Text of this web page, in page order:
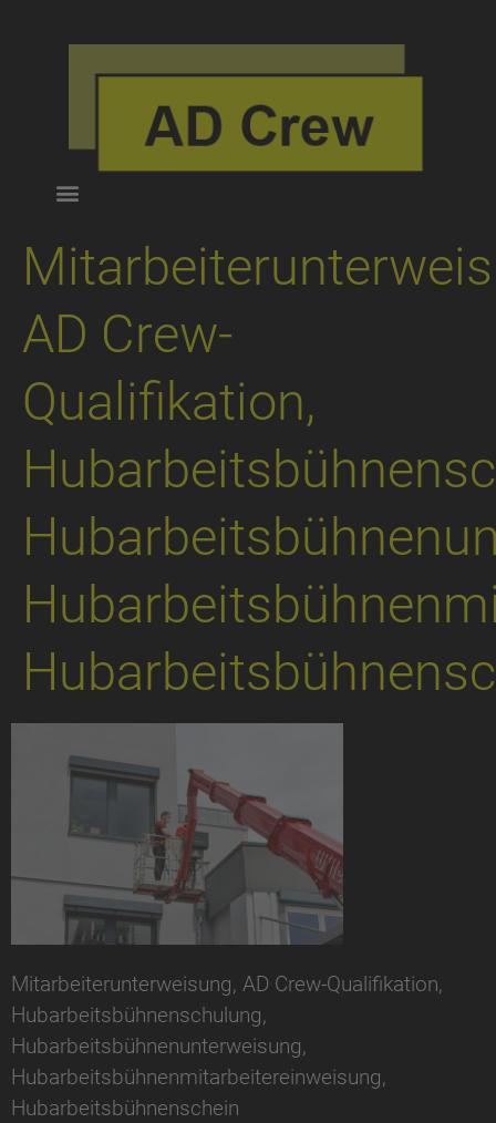
AD Crew-
Qualifikation,
Mitarbeiterunterweisung, AD Crew-Qualifikation,
Hubarbeitsbühnenschulung,
Hubarbeitsbühnenunterweisung,
Hubarbeitsbühnenmitarbeitereinweisung,
Hubarbeitsbühnenschein